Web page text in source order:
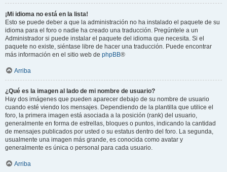
¡Mi idioma no está en la lista!
Esto se puede deber a que la administración no ha instalado el paquete de su
idioma para el foro o nadie ha creado una traducción. Pregúntele a un
Administrador si puede instalar el paquete del idioma que necesita. Si el
paquete no existe, siéntase libre de hacer una traducción. Puede encontrar
más información en el sitio web de phpBB®
Arriba
¿Qué es la imagen al lado de mi nombre de usuario?
Hay dos imágenes que pueden aparecer debajo de su nombre de usuario
cuando esté viendo los mensajes. Dependiendo de la plantilla que utilice el
foro, la primera imagen está asociada a la posición (rank) del usuario,
generalmente en forma de estrellas, bloques o puntos, indicando la cantidad
de mensajes publicados por usted o su estatus dentro del foro. La segunda,
usualmente una imagen más grande, es conocida como avatar y
generalmente es única o personal para cada usuario.
Arriba